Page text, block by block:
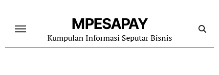
content
MPESAPAY
Kumpulan Informasi Seputar Bisnis